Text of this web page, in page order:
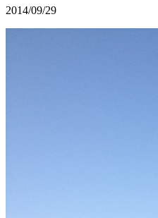
2014/09/29